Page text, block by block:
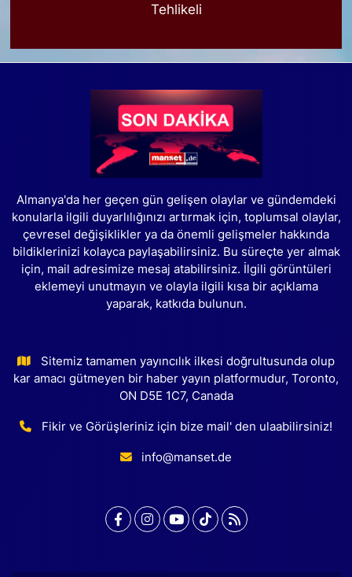
Tehlikeli
Almanya'da her geçen gün gelişen olaylar ve gündemdeki
konularla ilgili duyarlılığınızı artırmak için, toplumsal olaylar,
çevresel değişiklikler ya da önemli gelişmeler hakkında
bildiklerinizi kolayca paylaşabilirsiniz. Bu süreçte yer almak
için, mail adresimize mesaj atabilirsiniz. İlgili görüntüleri
eklemeyi unutmayın ve olayla ilgili kısa bir açıklama
yaparak, katkıda bulunun.
Sitemiz tamamen yayıncılık ilkesi doğrultusunda olup
kar amacı gütmeyen bir haber yayın platformudur, Toronto,
ON D5E 1C7, Canada
Fikir ve Görüşleriniz için bize mail' den ulaabilirsiniz!
info@manset.de